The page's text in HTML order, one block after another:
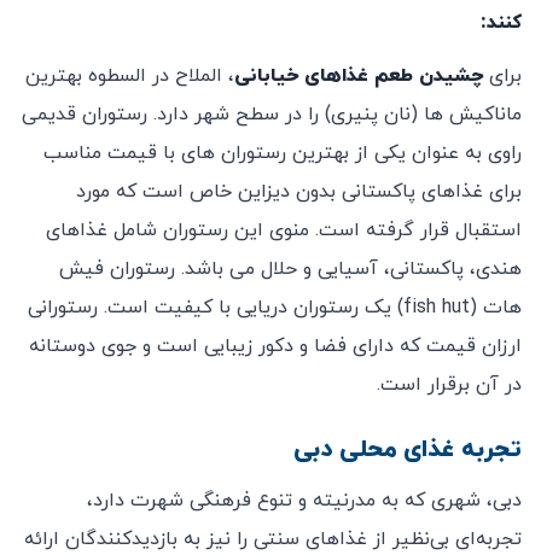
کنند:
برایچشیدن طعم غذاهای خیابانی، الملاح در السطوه بهترین
ماناکیش ها (نان پنیری) را در سطح شهر دارد. رستوران قدیمی
راوی به عنوان یکی از بهترین رستوران های با قیمت مناسب
برای غذاهای پاکستانی بدون دیزاین خاص است که مورد
استقبال قرار گرفته است. منوی این رستوران شامل غذاهای
هندی، پاکستانی، آسیایی و حلال می باشد. رستوران فیش
هات (fish hut) یک رستوران دریایی با کیفیت است. رستورانی
ارزان قیمت که دارای فضا و دکور زیبایی است و جوی دوستانه
در آن برقرار است.
تجربه غذای محلی دبی
دبی، شهری که به مدرنیته و تنوع فرهنگی شهرت دارد،
تجربه‌ای بی‌نظیر از غذاهای سنتی را نیز به بازدیدکنندگان ارائه